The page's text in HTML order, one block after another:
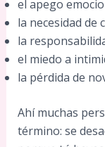
el apego
la necesidad de
la
el miedo a
la pérdida de
Ahí muchas
término: se